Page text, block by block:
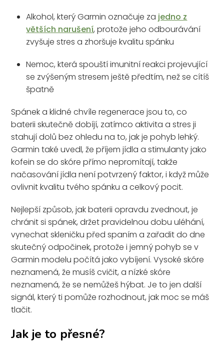
Alkohol, který Garmin označuje za jedno z
větších narušení, protože jeho odbourávání
zvyšuje stres a zhoršuje kvalitu spánku
Nemoc, která spouští imunitní reakci projevující
se zvýšeným stresem ještě předtím, než se cítíš
špatně
Spánek a klidné chvíle regenerace jsou to, co
baterii skutečně dobíjí, zatímco aktivita a stres ji
stahují dolů bez ohledu na to, jak je pohyb lehký.
Garmin také uvedl, že příjem jídla a stimulanty jako
kofein se do skóre přímo nepromítají, takže
načasování jídla není potvrzený faktor, i když může
ovlivnit kvalitu tvého spánku a celkový pocit.
Nejlepší způsob, jak baterii opravdu zvednout, je
chránit si spánek, držet pravidelnou dobu uléhání,
vynechat skleničku před spaním a zařadit do dne
skutečný odpočinek, protože i jemný pohyb se v
Garmin modelu počítá jako vybíjení. Vysoké skóre
neznamená, že musíš cvičit, a nízké skóre
neznamená, že se nemůžeš hýbat. Je to jen další
signál, který ti pomůže rozhodnout, jak moc se máš
tlačit.
Jak je to přesné?